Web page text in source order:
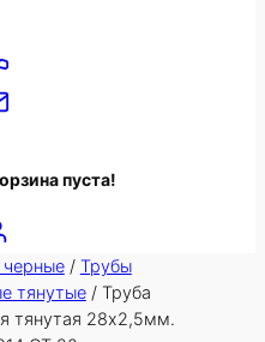
пуста!
/ Трубы
тянутые/ Труба
тянутая 28х2,5мм.